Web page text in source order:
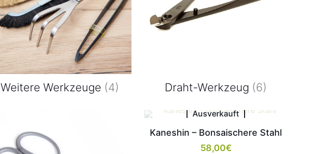
Weitere Werkzeuge (4) Draht-Werkzeug (6)
Ausverkauft
Kaneshin – Bonsaischere Stahl
58,00€